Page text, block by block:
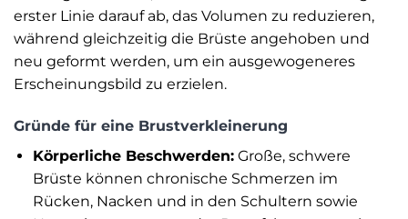
erster Linie darauf ab, das Volumen zu reduzieren,
während gleichzeitig die Brüste angehoben und
neu geformt werden, um ein ausgewogeneres
Erscheinungsbild zu erzielen.
Gründe für eine Brustverkleinerung
Körperliche Beschwerden:Große, schwere
Brüste können chronische Schmerzen im
Rücken, Nacken und in den Schultern sowie